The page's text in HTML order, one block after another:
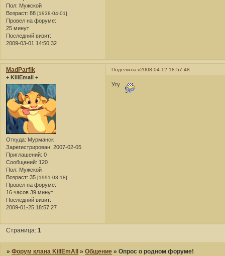
Пол: Мужской
Возраст: 88 [1938-04-01]
Провел на форуме:
25 минут
Последний визит:
2009-03-01 14:50:32
Поделиться2008-04-12 18:57:48
MadParfik
+ KillEmall +
Откуда: Мурманск
Зарегистрирован: 2007-02-05
Приглашений: 0
Сообщений: 120
Пол: Мужской
Возраст: 35 [1991-03-18]
Провел на форуме:
16 часов 39 минут
Последний визит:
2009-01-25 18:57:27
Угу
Страница:1
»Форум клана KillEmAll »Общение »Опрос о родном форуме!